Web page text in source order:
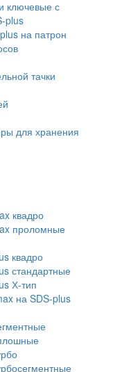
ключевые с
plus
на патрон
тачки
для хранения
квадро
проломные
квадро
стандартные
Х-тип
на SDS-plus